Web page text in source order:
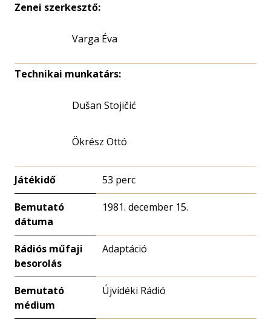
Zenei szerkesztő:
Varga Éva
Technikai munkatárs:
Dušan Stojičić
Ökrész Ottó
Játékidő 53 perc
Bemutató
dátuma
1981. december 15.
Rádiós műfaji
besorolás
Adaptáció
Bemutató
médium
Újvidéki Rádió